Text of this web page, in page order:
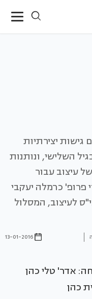
גישות יצירתיות
השלישי, ונותנות
עיצוב עבור
פרופ' כרמלה יעקבי
לעיצוב, המסלול
13-01-2016
אדר' טלי כהן
כהן